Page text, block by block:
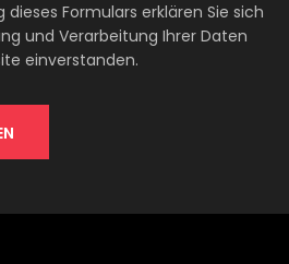
dieses Formulars erklären Sie sich
und Verarbeitung Ihrer Daten
einverstanden.